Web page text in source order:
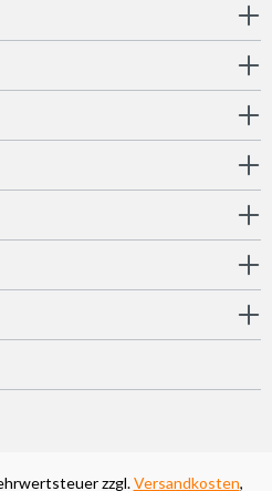
zzgl.Versandkosten,